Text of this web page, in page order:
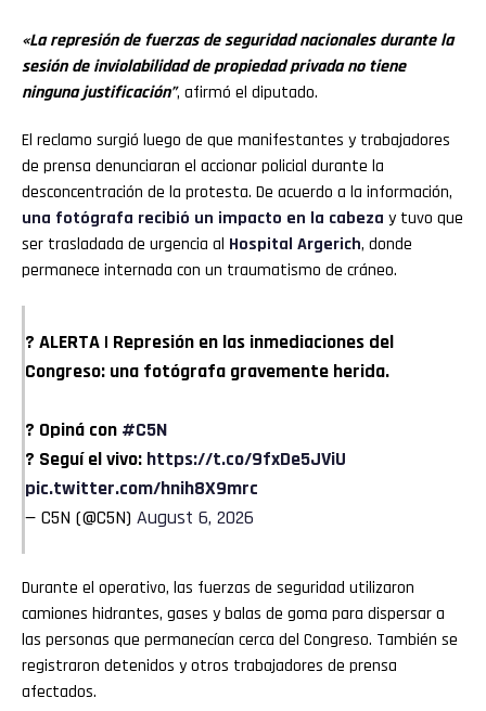
«La represión de fuerzas de seguridad nacionales durante la
sesión de inviolabilidad de propiedad privada no tiene
ninguna justificación”, afirmó el diputado.
El reclamo surgió luego de que manifestantes y trabajadores
de prensa denunciaran el accionar policial durante la
desconcentración de la protesta. De acuerdo a la información,
una fotógrafa recibió un impacto en la cabeza y tuvo que
ser trasladada de urgencia al Hospital Argerich, donde
permanece internada con un traumatismo de cráneo.
? ALERTA | Represión en las inmediaciones del
Congreso: una fotógrafa gravemente herida.
? Opiná con #C5N
? Seguí el vivo: https://t.co/9fxDe5JViU
pic.twitter.com/hnih8X9mrc
— C5N (@C5N) August 6, 2026
Durante el operativo, las fuerzas de seguridad utilizaron
camiones hidrantes, gases y balas de goma para dispersar a
las personas que permanecían cerca del Congreso. También se
registraron detenidos y otros trabajadores de prensa
afectados.